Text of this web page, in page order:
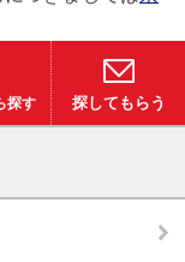
探す 探してもらう